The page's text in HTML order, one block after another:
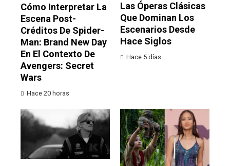
Cómo Interpretar La
Escena Post-
Créditos De Spider-
Man: Brand New Day
En El Contexto De
Avengers: Secret
Wars
Hace 20 horas
Las Óperas Clásicas
Que Dominan Los
Escenarios Desde
Hace Siglos
Hace 5 días